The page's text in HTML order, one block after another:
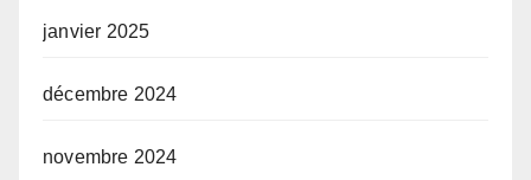
janvier 2025
décembre 2024
novembre 2024